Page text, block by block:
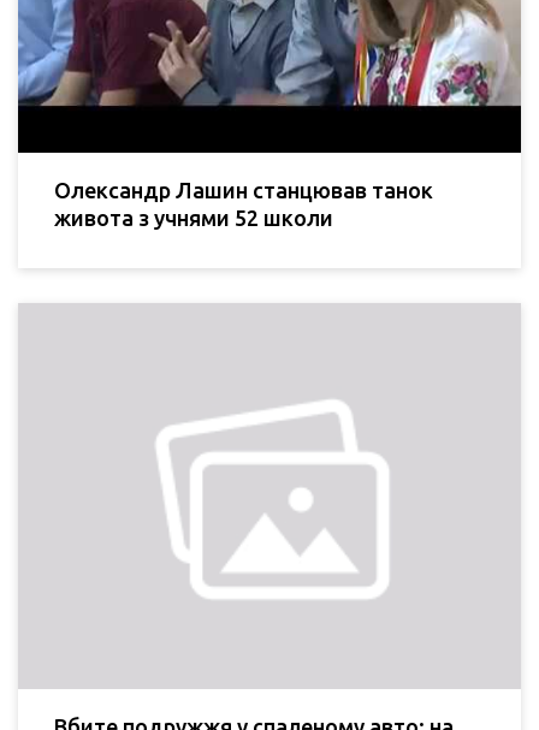
Олександр Лашин станцював танок
живота з учнями 52 школи